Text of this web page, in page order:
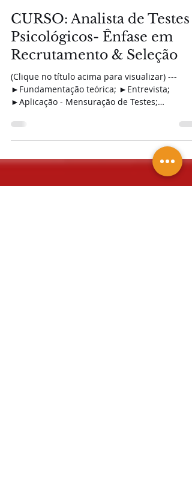
Portal D&T
1 min de leitura
CURSO: Analista de Testes
Psicológicos- Ênfase em
Recrutamento & Seleção
(Clique no título acima para visualizar) ---
►Fundamentação teórica; ►Entrevista;
►Aplicação - Mensuração de Testes;